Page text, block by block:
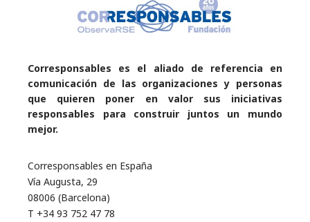
Corresponsables es el aliado de referencia en
comunicación de las organizaciones y personas
que quieren poner en valor sus iniciativas
responsables para construir juntos un mundo
mejor.
Corresponsables en España
Vía Augusta, 29
08006 (Barcelona)
T +34 93 752 47 78